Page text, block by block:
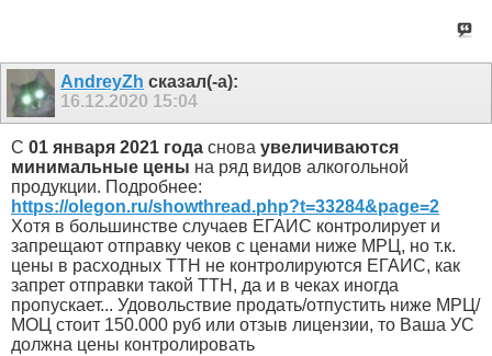
AndreyZh сказал(-а):
16.12.2020 15:04
С 01 января 2021 года снова увеличиваются
минимальные цены на ряд видов алкогольной
продукции. Подробнее:
https://olegon.ru/showthread.php?t=33284&page=2
Хотя в большинстве случаев ЕГАИС контролирует и
запрещают отправку чеков с ценами ниже МРЦ, но т.к.
цены в расходных ТТН не контролируются ЕГАИС, как
запрет отправки такой ТТН, да и в чеках иногда
пропускает... Удовольствие продать/отпустить ниже МРЦ/
МОЦ стоит 150.000 руб или отзыв лицензии, то Ваша УС
должна цены контролировать